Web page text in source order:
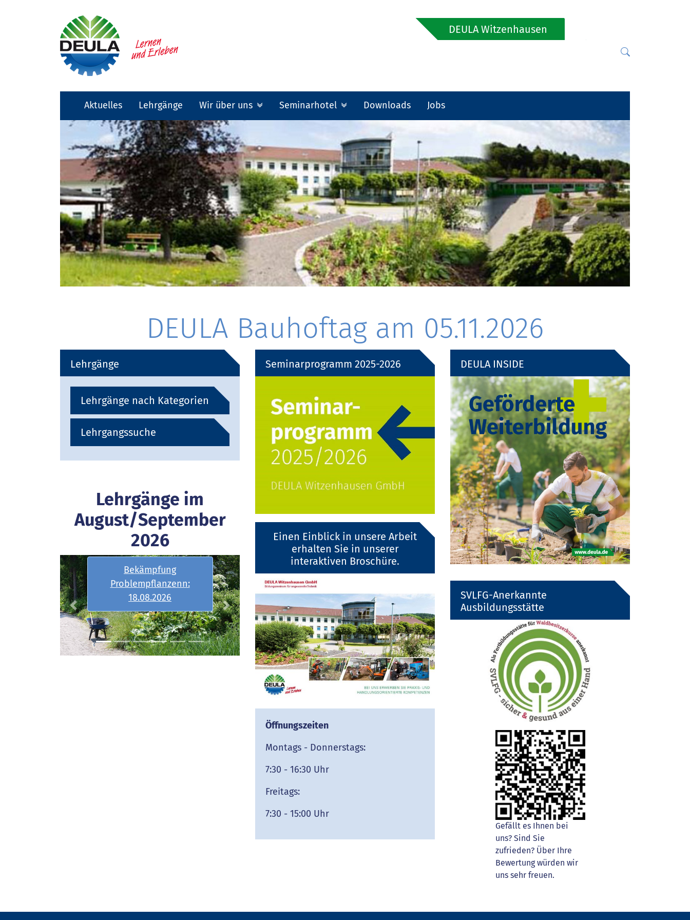
DEULA Witzenhausen
Aktuelles Lehrgänge Wir über uns Seminarhotel Downloads Jobs
DEULA Bauhoftag am 05.11.2026
Lehrgänge
Lehrgänge nach Kategorien
Lehrgangssuche
Lehrgänge im
August/September
2026
Bekämpfung
Problempflanzenn:
18.08.2026
Previous
Next
Seminarprogramm 2025-2026
Einen Einblick in unsere Arbeit
erhalten Sie in unserer
interaktiven Broschüre.
Öffnungszeiten
Montags - Donnerstags:
7:30 - 16:30 Uhr
Freitags:
7:30 - 15:00 Uhr
DEULA INSIDE
SVLFG-Anerkannte
Ausbildungsstätte
Gefällt es Ihnen bei
uns? Sind Sie
zufrieden? Über Ihre
Bewertung würden wir
uns sehr freuen.